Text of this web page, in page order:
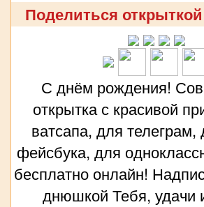
Поделиться
С днём рождения!
открытка с красивой
ватсапа, для
фейсбука, для
бесплатно онлайн!
днюшкой Тебя, удачи